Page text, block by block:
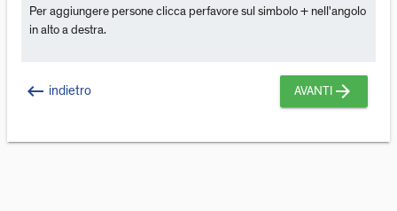
Per aggiungere persone clicca perfavore sul simbolo + nell'angolo
in alto a destra.
keyboard_backspace indietro AVANTI arrow_forward